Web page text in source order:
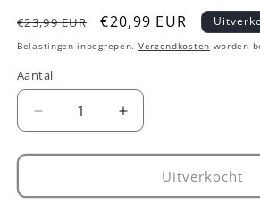
Normale
prijs
€23,99 EUR Aanbiedingsprijs
€20,99 EUR
Belastingen inbegrepen. Verzendkosten worden
Aantal
Aantal
Aantal
verlagen
voor
9-
Aantal
verhogen
voor
Premium
9-
Uitverkocht